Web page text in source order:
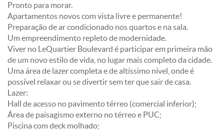
Pronto para morar.
Apartamentos novos com vista livre e permanente!
Preparação de ar condicionado nos quartos e na sala.
Um empreendimento repleto de modernidade.
Viver no LeQuartier Boulevard é participar em primeira mão
de um novo estilo de vida, no lugar mais completo da cidade.
Uma área de lazer completa e de altíssimo nível, onde é
possível relaxar ou se divertir sem ter que sair de casa.
Lazer:
Hall de acesso no pavimento térreo (comercial inferior);
Área de paisagismo externo no térreo e PUC;
Piscina com deck molhado;